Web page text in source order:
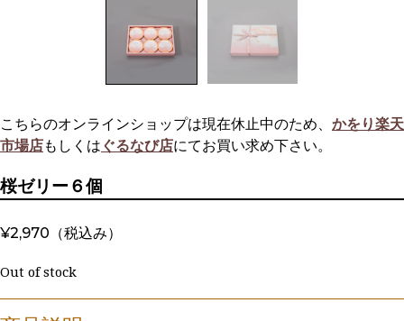
こちらのオンラインショップは現在休止中のため、 かをり楽天
市場店もしくは ぐるなび店にてお買い求め下さい。
桜ゼリー６個
¥2,970 （税込み）
Out of stock